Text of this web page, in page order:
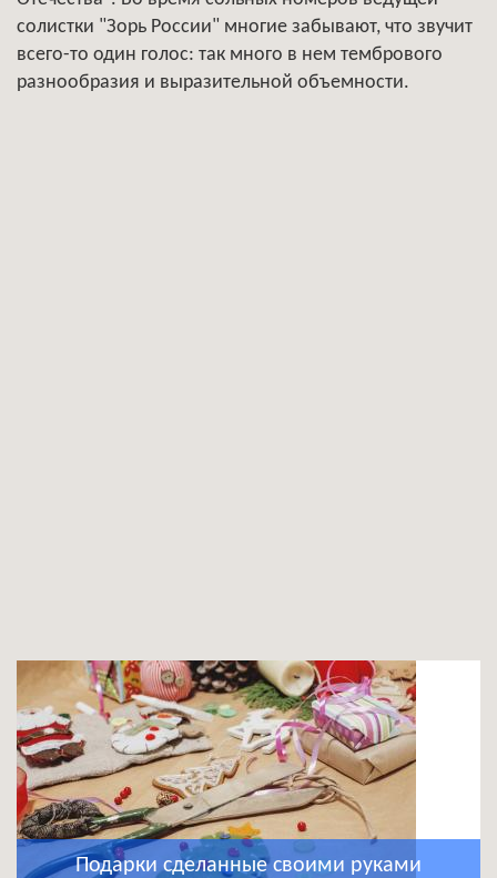
солистки "Зорь России" многие забывают, что звучит
всего-то один голос: так много в нем тембрового
разнообразия и выразительной объемности.
Подарки сделанные своими руками